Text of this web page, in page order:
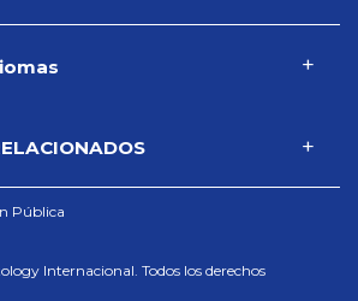
Pública
Internacional. Todos los derechos